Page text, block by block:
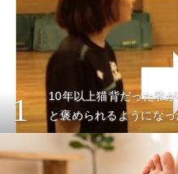
1
10年以上猫背だった私
と褒められるようにな